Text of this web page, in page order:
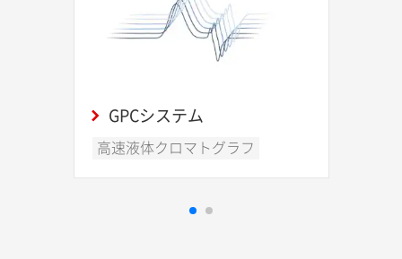
GPCシステム
高速液体クロマトグラフ